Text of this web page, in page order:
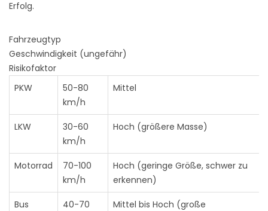
Erfolg.
Fahrzeugtyp
Geschwindigkeit (ungefähr)
Risikofaktor
PKW
50-80
km/h
Mittel
LKW
30-60
km/h
Hoch (größere Masse)
Motorrad
70-100
km/h
Hoch (geringe Größe, schwer zu
erkennen)
Bus
40-70
Mittel bis Hoch (große